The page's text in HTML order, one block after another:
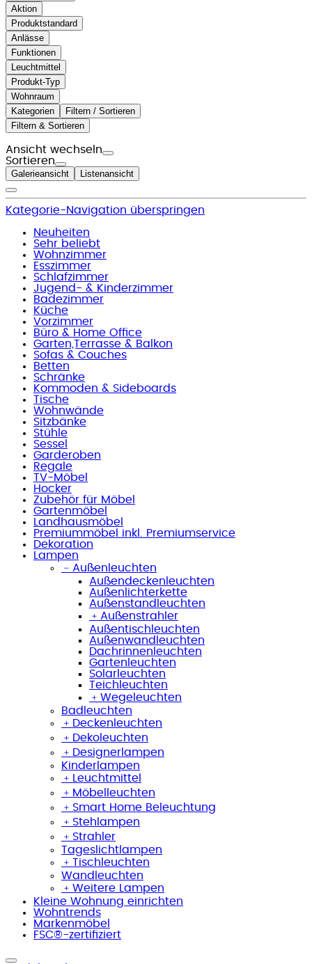
Aktion
Produktstandard
Anlässe
Funktionen
Leuchtmittel
Produkt-Typ
Wohnraum
Kategorien
Filtern / Sortieren
Filtern & Sortieren
Ansicht wechseln
Sortieren
Galerieansicht Listenansicht
Kategorie-Navigation überspringen
Neuheiten
Sehr beliebt
Wohnzimmer
Esszimmer
Schlafzimmer
Jugend- & Kinderzimmer
Badezimmer
Küche
Vorzimmer
Büro & Home Office
Garten,Terrasse & Balkon
Sofas & Couches
Betten
Schränke
Kommoden & Sideboards
Tische
Wohnwände
Sitzbänke
Stühle
Sessel
Garderoben
Regale
TV-Möbel
Hocker
Zubehör für Möbel
Gartenmöbel
Landhausmöbel
Premiummöbel inkl. Premiumservice
Dekoration
Lampen
﹣ Außenleuchten
Außendeckenleuchten
Außenlichterkette
Außenstandleuchten
﹢ Außenstrahler
Außentischleuchten
Außenwandleuchten
Dachrinnenleuchten
Gartenleuchten
Solarleuchten
Teichleuchten
﹢ Wegeleuchten
Badleuchten
﹢ Deckenleuchten
﹢ Dekoleuchten
﹢ Designerlampen
Kinderlampen
﹢
Leuchtmittel
﹢ Möbelleuchten
﹢ Smart Home Beleuchtung
﹢ Stehlampen
﹢ Strahler
Tageslichtlampen
﹢ Tischleuchten
Wandleuchten
﹢ Weitere Lampen
Kleine Wohnung einrichten
Wohntrends
Markenmöbel
FSC®-zertifiziert